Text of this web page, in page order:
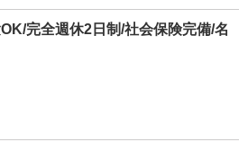
完全週休2日制/社会保険完備/名